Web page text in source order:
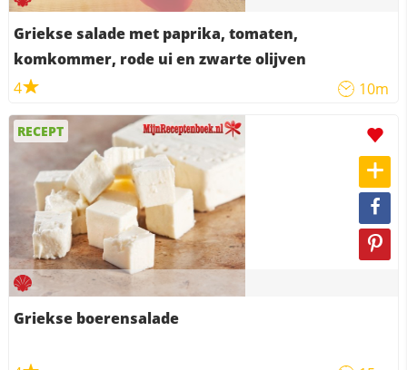
Griekse salade met paprika, tomaten,
komkommer, rode ui en zwarte olijven
4
10m
RECEPT
Griekse boerensalade